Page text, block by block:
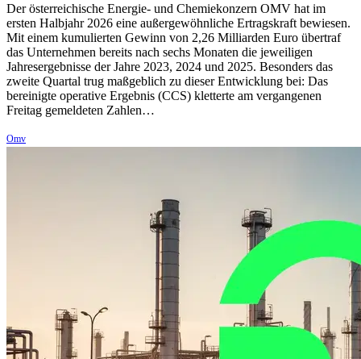
Der österreichische Energie- und Chemiekonzern OMV hat im
ersten Halbjahr 2026 eine außergewöhnliche Ertragskraft bewiesen.
Mit einem kumulierten Gewinn von 2,26 Milliarden Euro übertraf
das Unternehmen bereits nach sechs Monaten die jeweiligen
Jahresergebnisse der Jahre 2023, 2024 und 2025. Besonders das
zweite Quartal trug maßgeblich zu dieser Entwicklung bei: Das
bereinigte operative Ergebnis (CCS) kletterte am vergangenen
Freitag gemeldeten Zahlen…
Omv